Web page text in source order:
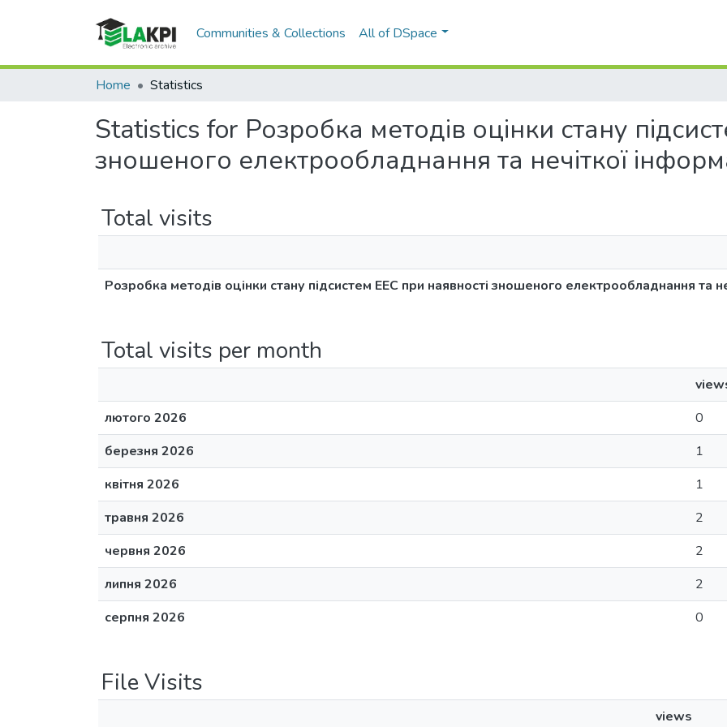
Communities & Collections All of DSpace
Home Statistics
Statistics for Розробка методів оцінки стану
зношеного електрообладнання та нечіткої
Total visits
Розробка методів оцінки стану підсистем ЕЕС при наявності зношеного електрообладнання та
Total visits per month
лютого 2026
0
березня 2026
1
квітня 2026
1
травня 2026
2
червня 2026
2
липня 2026
2
серпня 2026
0
File Visits
views